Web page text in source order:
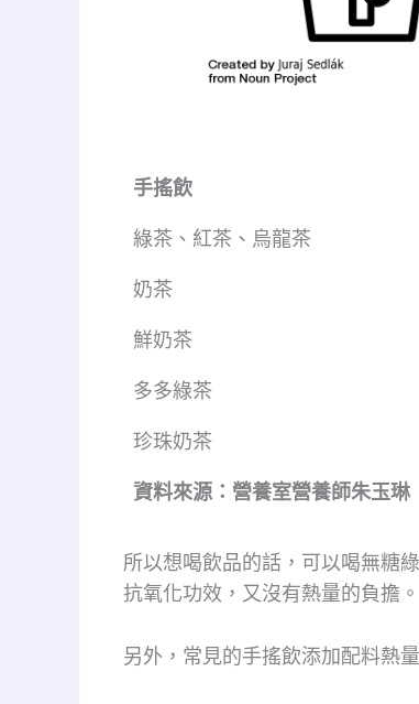
手搖飲
綠茶、紅茶、烏龍茶
奶茶
鮮奶茶
多多綠茶
珍珠奶茶
資料來源：營養室營養師朱玉琳
所以想喝飲品的話，可以喝無糖
抗氧化功效，又沒有熱量的負擔。
另外，常見的手搖飲添加配料熱